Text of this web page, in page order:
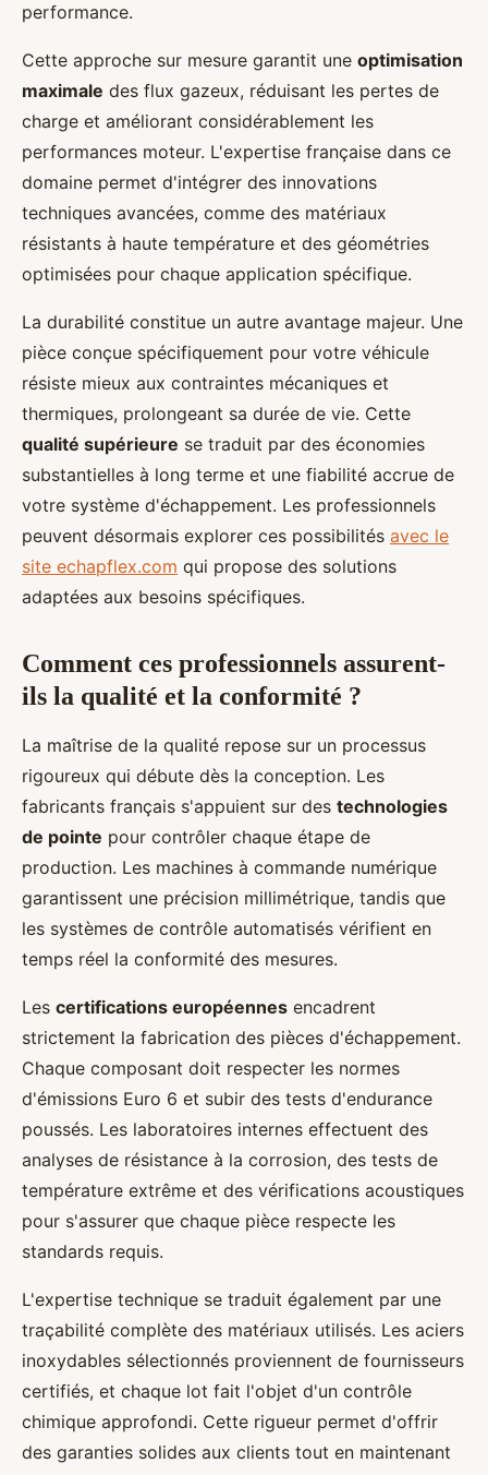
performance.
Cette approche sur mesure garantit une optimisation
maximale des flux gazeux, réduisant les pertes de
charge et améliorant considérablement les
performances moteur. L'expertise française dans ce
domaine permet d'intégrer des innovations
techniques avancées, comme des matériaux
résistants à haute température et des géométries
optimisées pour chaque application spécifique.
La durabilité constitue un autre avantage majeur. Une
pièce conçue spécifiquement pour votre véhicule
résiste mieux aux contraintes mécaniques et
thermiques, prolongeant sa durée de vie. Cette
qualité supérieure se traduit par des économies
substantielles à long terme et une fiabilité accrue de
votre système d'échappement. Les professionnels
peuvent désormais explorer ces possibilités avec le
site echapflex.com qui propose des solutions
adaptées aux besoins spécifiques.
Comment ces professionnels assurent-
ils la qualité et la conformité ?
La maîtrise de la qualité repose sur un processus
rigoureux qui débute dès la conception. Les
fabricants français s'appuient sur des technologies
de pointe pour contrôler chaque étape de
production. Les machines à commande numérique
garantissent une précision millimétrique, tandis que
les systèmes de contrôle automatisés vérifient en
temps réel la conformité des mesures.
Les certifications européennes encadrent
strictement la fabrication des pièces d'échappement.
Chaque composant doit respecter les normes
d'émissions Euro 6 et subir des tests d'endurance
poussés. Les laboratoires internes effectuent des
analyses de résistance à la corrosion, des tests de
température extrême et des vérifications acoustiques
pour s'assurer que chaque pièce respecte les
standards requis.
L'expertise technique se traduit également par une
traçabilité complète des matériaux utilisés. Les aciers
inoxydables sélectionnés proviennent de fournisseurs
certifiés, et chaque lot fait l'objet d'un contrôle
chimique approfondi. Cette rigueur permet d'offrir
des garanties solides aux clients tout en maintenant